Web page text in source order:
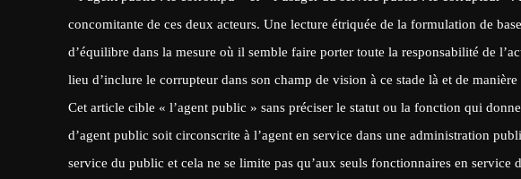
concomitante de ces deux acteurs. Une lecture étriquée de la formulation de
d’équilibre dans la mesure où il semble faire porter toute la responsabilité de
lieu d’inclure le corrupteur dans son champ de vision à ce stade là et de
Cet article cible « l’agent public » sans préciser le statut ou la fonction qui
d’agent public soit circonscrite à l’agent en service dans une administration
service du public et cela ne se limite pas qu’aux seuls fonctionnaires en service